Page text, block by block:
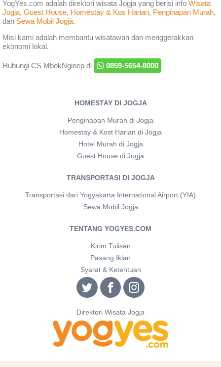
YogYes.com adalah direktori wisata Jogja yang berisi info Wisata
Jogja, Guest House, Homestay & Kos Harian, Penginapan Murah,
dan Sewa Mobil Jogja.
Misi kami adalah membantu wisatawan dan menggerakkan
ekonomi lokal.
Hubungi CS MbokNginep di 0859-5654-8000
HOMESTAY DI JOGJA
Penginapan Murah di Jogja
Homestay & Kost Harian di Jogja
Hotel Murah di Jogja
Guest House di Jogja
TRANSPORTASI DI JOGJA
Transportasi dari Yogyakarta International Airport (YIA)
Sewa Mobil Jogja
TENTANG YOGYES.COM
Kirim Tulisan
Pasang Iklan
Syarat & Ketentuan
Direktori Wisata Jogja